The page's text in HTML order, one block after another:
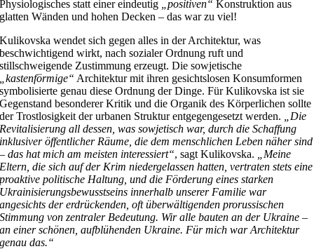
Physiologisches statt einer eindeutig
„positiven“ Konstruktion aus
glatten Wänden und hohen Decken – das war zu viel!
Kulikovska wendet sich gegen alles in der Architektur, was
beschwichtigend wirkt, nach sozialer Ordnung ruft und
stillschweigende Zustimmung erzeugt. Die sowjetische
„kastenförmige“ Architektur mit ihren gesichtslosen Konsumformen
symbolisierte genau diese Ordnung der Dinge. Für Kulikovska ist sie
Gegenstand besonderer Kritik und die Organik des Körperlichen sollte
der Trostlosigkeit der urbanen Struktur entgegengesetzt werden.
„Die
Revitalisierung all dessen, was sowjetisch war, durch die Schaffung
inklusiver öffentlicher Räume, die dem menschlichen Leben näher sind
– das hat mich am meisten interessiert“, sagt Kulikovska.
„Meine
Eltern, die sich auf der Krim niedergelassen hatten, vertraten stets eine
proaktive politische Haltung, und die Förderung eines starken
Ukrainisierungsbewusstseins innerhalb unserer Familie war
angesichts der erdrückenden, oft überwältigenden prorussischen
Stimmung von zentraler Bedeutung. Wir alle bauten an der Ukraine –
an einer schönen, aufblühenden Ukraine. Für mich war Architektur
genau das.“